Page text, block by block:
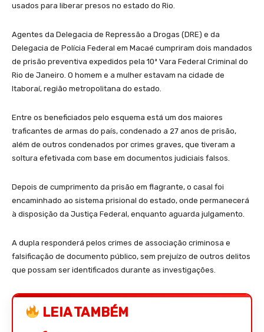
usados para liberar presos no estado do Rio.
Agentes da Delegacia de Repressão a Drogas (DRE) e da
Delegacia de Polícia Federal em Macaé cumpriram dois mandados
de prisão preventiva expedidos pela 10ª Vara Federal Criminal do
Rio de Janeiro. O homem e a mulher estavam na cidade de
Itaboraí, região metropolitana do estado.
Entre os beneficiados pelo esquema está um dos maiores
traficantes de armas do país, condenado a 27 anos de prisão,
além de outros condenados por crimes graves, que tiveram a
soltura efetivada com base em documentos judiciais falsos.
Depois de cumprimento da prisão em flagrante, o casal foi
encaminhado ao sistema prisional do estado, onde permanecerá
à disposição da Justiça Federal, enquanto aguarda julgamento.
A dupla responderá pelos crimes de associação criminosa e
falsificação de documento público, sem prejuízo de outros delitos
que possam ser identificados durante as investigações.
LEIA TAMBÉM